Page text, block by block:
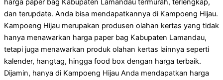
harga paper bag Kabupaten Lamandau termurah, terlengkap,
dan terupdate. Anda bisa mendapatkannya di Kampoeng Hijau.
Kampoeng Hijau merupakan produsen olahan kertas yang tidak
hanya menawarkan harga paper bag Kabupaten Lamandau,
tetapi juga menawarkan produk olahan kertas lainnya seperti
kalender, hangtag, hingga food box dengan harga terbaik.
Dijamin, hanya di Kampoeng Hijau Anda mendapatkan harga